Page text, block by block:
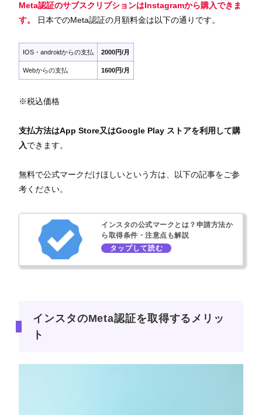
Meta認証のサブスクリプションはInstagramから購入できま
す。
日本でのMeta認証の月額料金は以下の通りです。
IOS・androidからの支払 2000円/月
Webからの支払 1600円/月
※税込価格
支払方法はApp Store又はGoogle Play ストアを利用して購
入できます。
無料で公式マークだけほしいという方は、以下の記事をご参
考ください。
インスタの公式マークとは？申請方法か
ら取得条件・注意点も解説
インスタのMeta認証を取得するメリッ
ト